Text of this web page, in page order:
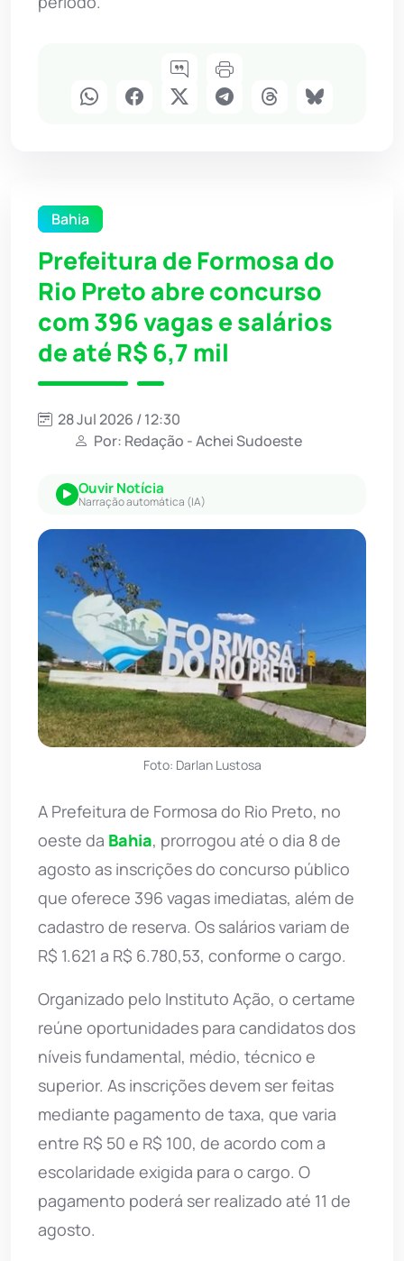
Bahia
Prefeitura de Formosa do
Rio Preto abre concurso
com 396 vagas e salários
de até R$ 6,7 mil
28 Jul 2026 / 12:30
Por: Redação - Achei Sudoeste
Ouvir Notícia
Narração automática (IA)
Foto: Darlan Lustosa
A Prefeitura de Formosa do Rio Preto, no
oeste da Bahia, prorrogou até o dia 8 de
agosto as inscrições do concurso público
que oferece 396 vagas imediatas, além de
cadastro de reserva. Os salários variam de
R$ 1.621 a R$ 6.780,53, conforme o cargo.
Organizado pelo Instituto Ação, o certame
reúne oportunidades para candidatos dos
níveis fundamental, médio, técnico e
superior. As inscrições devem ser feitas
mediante pagamento de taxa, que varia
entre R$ 50 e R$ 100, de acordo com a
escolaridade exigida para o cargo. O
pagamento poderá ser realizado até 11 de
agosto.